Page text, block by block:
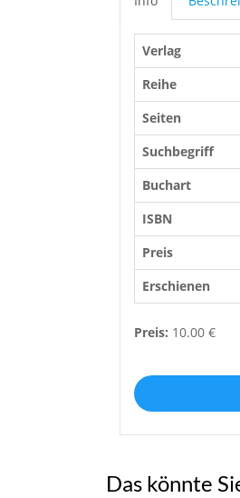
Verlag
Reihe
Seiten
Suchbegriff
Buchart
ISBN
Preis
Erschienen
Preis: 10.00 €
Das könnte